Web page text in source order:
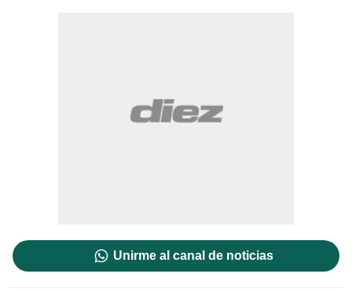
Unirme al canal de noticias